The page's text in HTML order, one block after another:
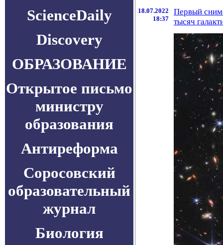
ScienceDaily
Discovery
ОБРАЗОВАНИЕ
Открытое письмо
министру
образования
Антиреформа
Соросовский
образовательный
журнал
Биология
18.07.2022
18:37
Первый
тысяч